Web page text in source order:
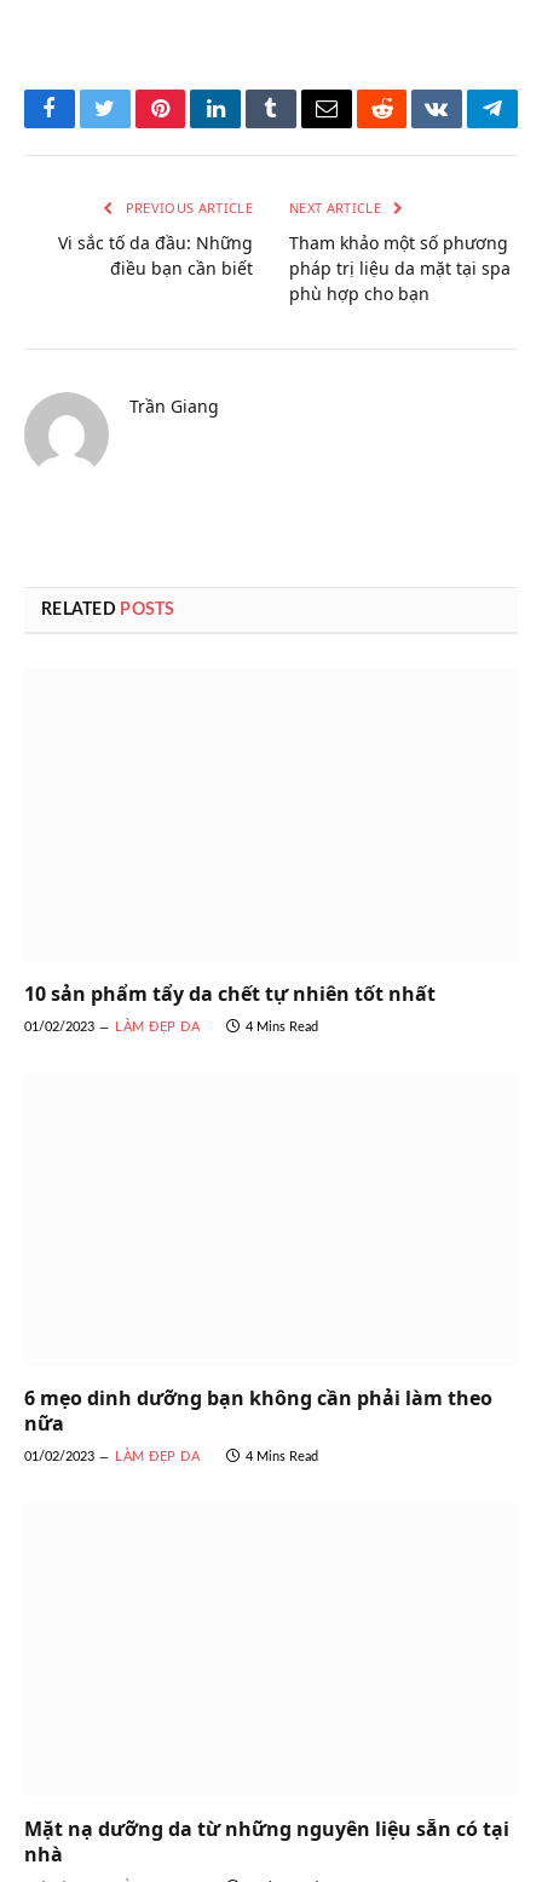
FacebookTwitterPinterestLinkedInTumblrEmailRedditVKontakte
PREVIOUS ARTICLE
Vi sắc tố da đầu: Những
điều bạn cần biết
NEXT ARTICLE
Tham khảo một số phương
pháp trị liệu da mặt tại spa
phù hợp cho bạn
Trần Giang
RELATED POSTS
10 sản phẩm tẩy da chết tự nhiên tốt nhất
01/02/2023 LÀM ĐẸP DA 4 Mins Read
6 mẹo dinh dưỡng bạn không cần phải làm theo
nữa
01/02/2023 LÀM ĐẸP DA 4 Mins Read
Mặt nạ dưỡng da từ những nguyên liệu sẵn có tại
nhà